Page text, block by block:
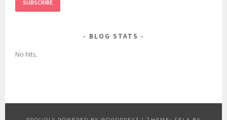
BLOG STATS
No hits.